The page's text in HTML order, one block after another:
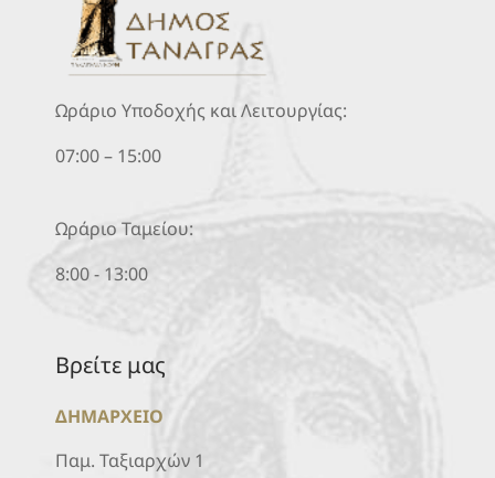
Ωράριο Υποδοχής και Λειτουργίας:
07:00 – 15:00
Ωράριο Ταμείου:
8:00 - 13:00
Βρείτε μας
ΔΗΜΑΡΧΕΙΟ
Παμ. Ταξιαρχών 1